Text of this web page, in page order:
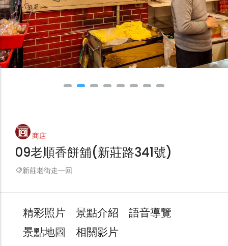
商店
09老順香餅舖(新莊路341號)
新莊老街走一回
精彩照片 景點介紹
語音導覽
景點地圖
相關影片